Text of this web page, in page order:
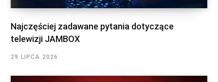
Najczęściej zadawane pytania dotyczące
telewizji JAMBOX
29 LIPCA 2026